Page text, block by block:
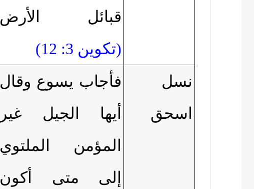
قبائل الأرض
(تكوين 3: 12)
نسل
اسحق
فأجاب يسوع وقال
أيها الجيل غير
المؤمن الملتوي
إلى متى أكون